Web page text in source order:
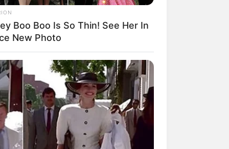
Banget! 10 Pose Lucu
Boo Boo Is So Thin! See Her In
New Photo